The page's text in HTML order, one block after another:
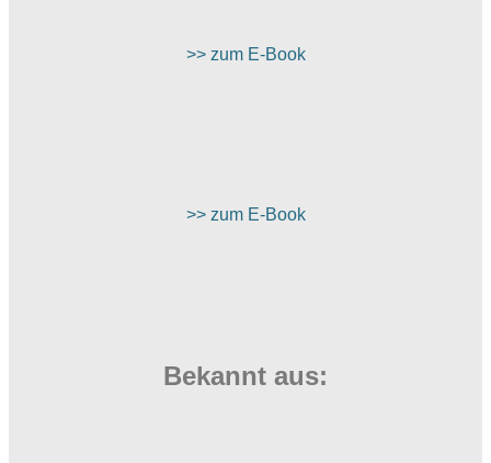
>> zum E-Book
>> zum E-Book
Bekannt aus: